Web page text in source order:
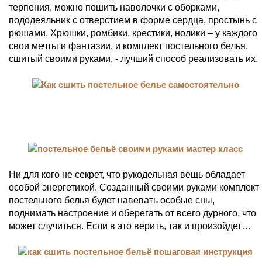
терпения, можно пошить наволочки с оборками,
пододеяльник с отверстием в форме сердца, простынь с
рюшами. Хрюшки, ромбики, крестики, нолики – у каждого
свои мечты и фантазии, и комплект постельного белья,
сшитый своими руками, - лучший способ реализовать их.
Ни для кого не секрет, что рукодельная вещь обладает
особой энергетикой. Созданный своими руками комплект
постельного белья будет навевать особые сны,
поднимать настроение и оберегать от всего дурного, что
может случиться. Если в это верить, так и произойдет…